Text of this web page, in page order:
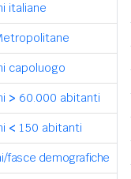
italiane
capoluogo
> 60.000 abitanti
< 150 abitanti
fasce demografiche